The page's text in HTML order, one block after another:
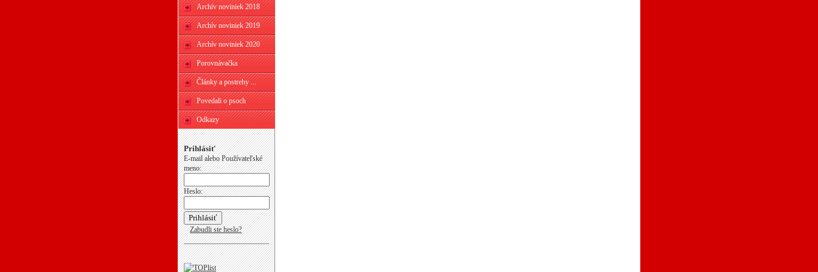
Archív noviniek 2018
Archív noviniek 2019
Archív noviniek 2020
Porovnávačka
Články a postrehy ...
Povedali o psoch
Odkazy
Prihlásiť
E-mail alebo Používateľské
meno:
Heslo:
Zabudli ste heslo?